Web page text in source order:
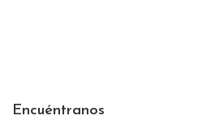
Encuéntranos